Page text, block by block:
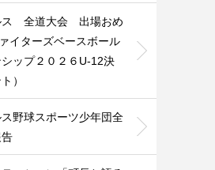
ス 全道大会 出場おめ
ァイターズベースボール
ップ２０２６U-12決
）
野球スポーツ少年団全